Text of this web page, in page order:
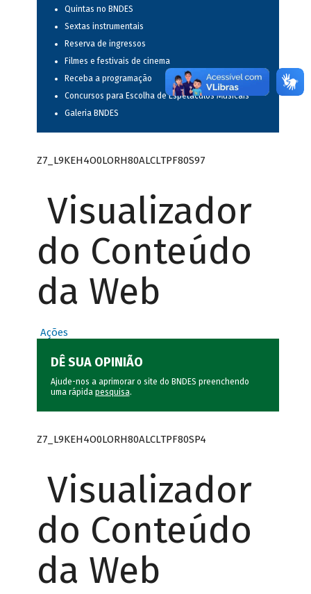
Quintas no BNDES
Sextas instrumentais
Reserva de ingressos
Filmes e festivais de cinema
Receba a programação
Concursos para Escolha de Espetáculos Musicais
Galeria BNDES
Z7_L9KEH4O0LORH80ALCLTPF80S97
Visualizador
do Conteúdo
da Web
Ações
DÊ SUA OPINIÃO
Ajude-nos a aprimorar o site do BNDES preenchendo
uma rápida pesquisa.
Z7_L9KEH4O0LORH80ALCLTPF80SP4
Visualizador
do Conteúdo
da Web